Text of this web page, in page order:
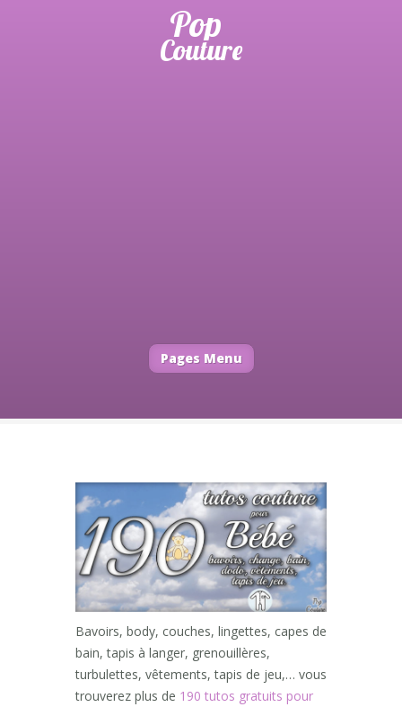
Pages Menu
Bavoirs, body, couches, lingettes, capes de
bain, tapis à langer, grenouillères,
turbulettes, vêtements, tapis de jeu,… vous
trouverez plus de 190 tutos gratuits pour